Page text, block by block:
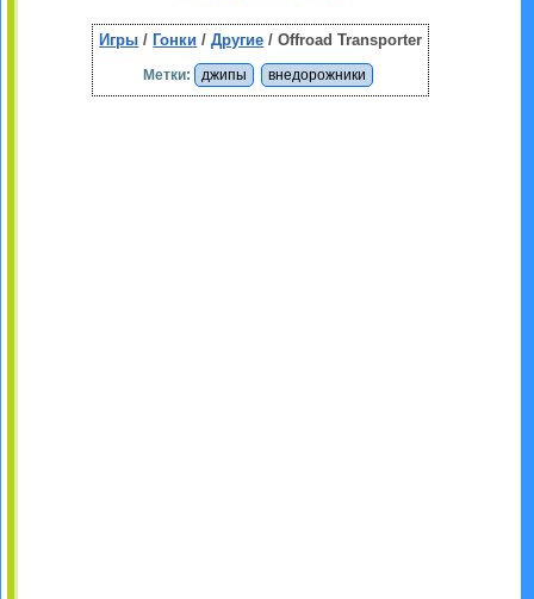
Игры / Гонки /Другие / Offroad Transporter
Метки: джипы внедорожники